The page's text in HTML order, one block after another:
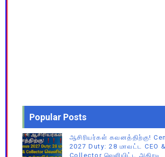
Popular Posts
ஆசிரியர்கள் கவனத்திற்கு!
2027 Duty: 28 மாவட்ட CEO &
Collector வெளியிட்ட அதிரடி